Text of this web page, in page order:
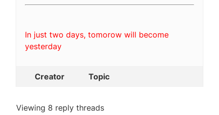
In just two days, tomorow will become
yesterday
Creator Topic
Viewing 8 reply threads